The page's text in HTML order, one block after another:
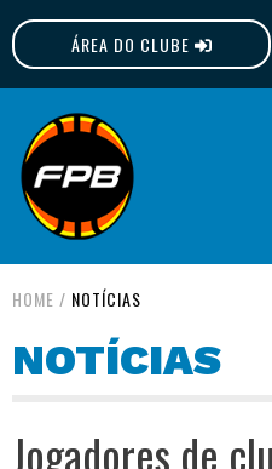
ÁREA DO CLUBE
FPB
HOME / NOTÍCIAS
NOTÍCIAS
Jogadores de